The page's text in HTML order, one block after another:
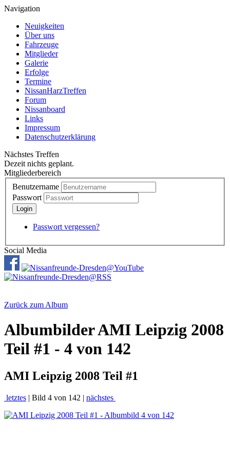
Navigation
Neuigkeiten
Über uns
Fahrzeuge
Mitglieder
Galerie
Erfolge
Termine
NissanHarzTreffen
Forum
Nissanboard
Links
Impressum
Datenschutzerklärung
Nächstes Treffen
Dezeit nichts geplant.
Mitgliederbereich
Benutzername
Passwort
Passwort vergessen?
Social Media
Zurück zum Album
AlbumbilderAMI Leipzig 2008
Teil #1 - 4 von 142
AMI Leipzig 2008 Teil #1
letztes | Bild 4 von 142 | nächstes